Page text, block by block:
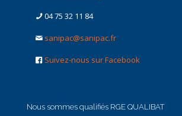
04 75 32 11 84
sanipac@sanipac.fr
Suivez-nous sur Facebook
Nous sommes qualifiés RGE QUALIBAT